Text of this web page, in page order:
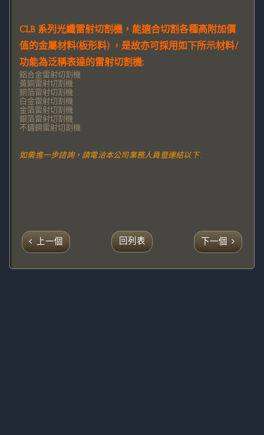
CLB 系列光纖雷射切割機，能適合切割各種高附加價
值的金屬材料(板形料) ，是故亦可採用如下所示材料/
功能為泛稱表達的雷射切割機:
鋁合金雷射切割機
黃銅雷射切割機
銅箔雷射切割機
白金雷射切割機
金箔雷射切割機
銀箔雷射切割機
不鏽鋼雷射切割機
如需進一步諮詢，請電洽本公司業務人員暨連結以下 :
上一個 回列表 下一個